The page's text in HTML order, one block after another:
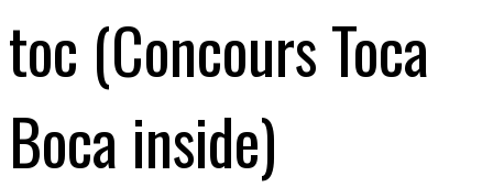
toc (Concours Toca
Boca inside)